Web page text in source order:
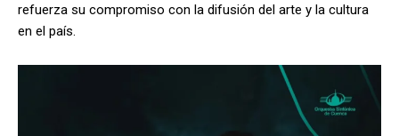
refuerza su compromiso con la difusión del arte y la cultura
en el país.